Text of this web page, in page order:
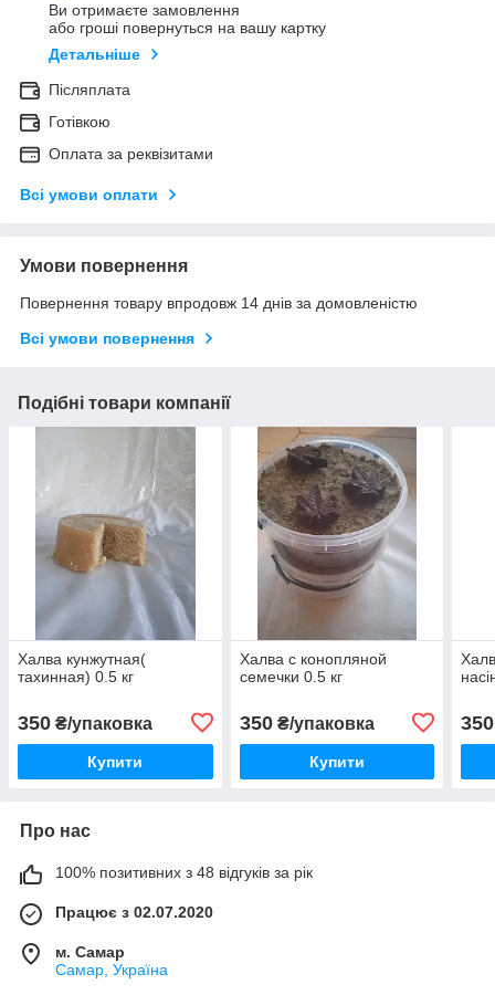
Ви отримаєте замовлення
або гроші повернуться на вашу картку
Детальніше
Післяплата
Готівкою
Оплата за реквізитами
Всі умови оплати
Умови повернення
Повернення товару впродовж 14 днів за домовленістю
Всі умови повернення
Подібні товари компанії
Халва кунжутная(
тахинная) 0.5 кг
350 ₴/упаковка
Купити
Халва с конопляной
семечки 0.5 кг
350₴/упаковка
Купити
350
Про нас
100% позитивних з 48 відгуків за рік
Працює з 02.07.2020
м. Самар
Самар, Україна